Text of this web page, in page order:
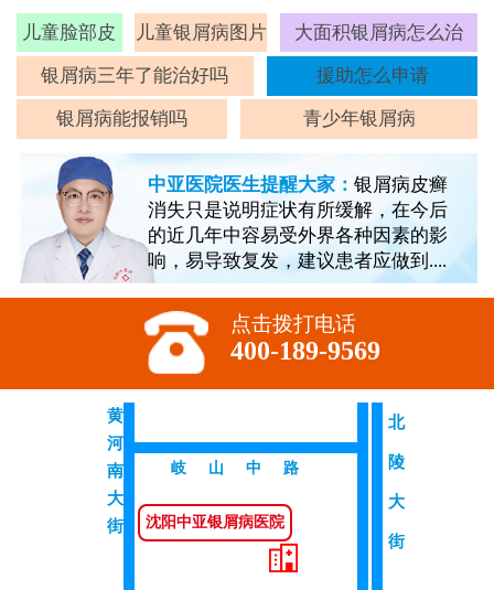
儿童脸部皮
癣
儿童银屑病图片 大面积银屑病怎么治
银屑病三年了能治好吗 援助怎么申请
银屑病能报销吗 青少年银屑病
中亚医院医生提醒大家：银屑病皮癣
消失只是说明症状有所缓解，在今后
的近几年中容易受外界各种因素的影
响，易导致复发，建议患者应做到....
点击拨打电话
400-189-9569
黄
河
南
大
街
沈阳中亚银屑病医院
岐山中路
北
陵
大
街